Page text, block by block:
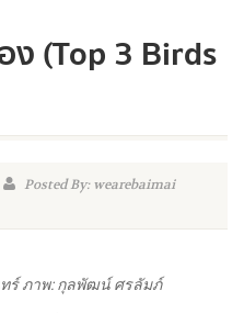
(Top 3 Birds
Posted By: wearebaimai
ร์ ภาพ: กุลพัฒน์ ศรลัมภ์